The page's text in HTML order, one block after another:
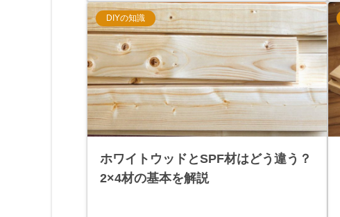
DIYの知識
ホワイトウッドとSPF材はどう違う？
2×4材の基本を解説